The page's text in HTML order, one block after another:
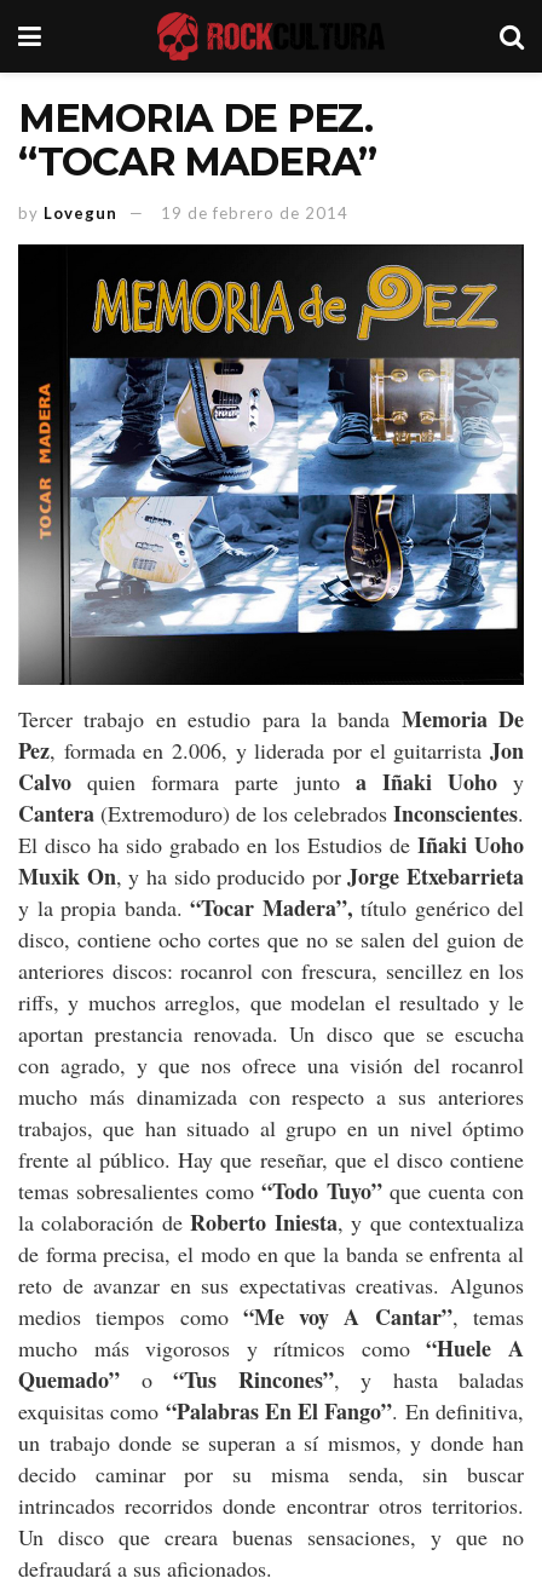
MEMORIA DE PEZ.
“TOCAR MADERA”
by Lovegun 19 de febrero de 2014
Tercer trabajo en estudio para la banda Memoria De
Pez, formada en 2.006, y liderada por el guitarrista Jon
Calvo quien formara parte junto a Iñaki Uohoy
Cantera (Extremoduro) de los celebrados Inconscientes.
El disco ha sido grabado en los Estudios de Iñaki Uoho
Muxik On, y ha sido producido porJorge Etxebarrieta
y la propia banda. “Tocar Madera”, título genérico del
disco, contiene ocho cortes que no se salen del guion de
anteriores discos: rocanrol con frescura, sencillez en los
riffs, y muchos arreglos, que modelan el resultado y le
aportan prestancia renovada. Un disco que se escucha
con agrado, y que nos ofrece una visión del rocanrol
mucho más dinamizada con respecto a sus anteriores
trabajos, que han situado al grupo en un nivel óptimo
frente al público. Hay que reseñar, que el disco contiene
temas sobresalientes como“Todo Tuyo”que cuenta con
la colaboración deRoberto Iniesta, y que contextualiza
de forma precisa, el modo en que la banda se enfrenta al
reto de avanzar en sus expectativas creativas. Algunos
medios tiempos como “Me voy A Cantar”, temas
mucho más vigorosos y rítmicos como“Huele A
Quemado” o “Tus Rincones”, y hasta baladas
exquisitas como “Palabras En El Fango”. En definitiva,
un trabajo donde se superan a sí mismos, y donde han
decido caminar por su misma senda, sin buscar
intrincados recorridos donde encontrar otros territorios.
Un disco que creara buenas sensaciones, y que no
defraudará a sus aficionados.